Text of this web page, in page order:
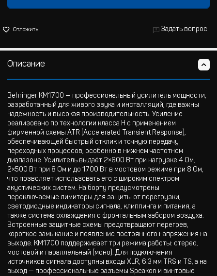
Отложить Задать вопрос
Описание
Behringer KM1700 — профессиональный усилитель мощности,
разработанный для живого звука и инсталляций, где важны
надёжность и высокая производительность. Усиление
реализовано по технологии класса H с применением
фирменной схемы ATR (Accelerated Transient Response),
обеспечивающей быстрый отклик и точную передачу
переходных процессов, особенно в нижнем частотном
диапазоне. Усилитель выдаёт 2×800 Вт при нагрузке 4 Ом,
2×500 Вт при 8 Ом и до 1700 Вт в мостовом режиме при 8 Ом,
что позволяет использовать его с широким спектром
акустических систем. На борту предусмотрены
переключаемые лимитеры для защиты от перегрузки,
светодиодные индикаторы сигнала, клиппинга и питания, а
также система охлаждения с фронтальным забором воздуха.
Встроенные защитные схемы предотвращают перегрев,
короткое замыкание и появление постоянного напряжения на
выходе. KM1700 поддерживает три режима работы: стерео,
мостовой и параллельный (моно). Для подключения
источников сигнала доступны входы XLR, 6.3 мм TRS и TS, а на
выход — профессиональные разъёмы Speakon и винтовые